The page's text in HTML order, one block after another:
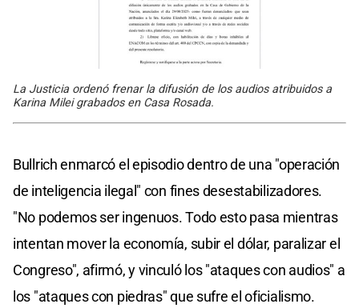
La Justicia ordenó frenar la difusión de los audios atribuidos a
Karina Milei grabados en Casa Rosada.
Bullrich enmarcó el episodio dentro de una "operación
de inteligencia ilegal" con fines desestabilizadores.
"No podemos ser ingenuos. Todo esto pasa mientras
intentan mover la economía, subir el dólar, paralizar el
Congreso", afirmó, y vinculó los "ataques con audios" a
los "ataques con piedras" que sufre el oficialismo.